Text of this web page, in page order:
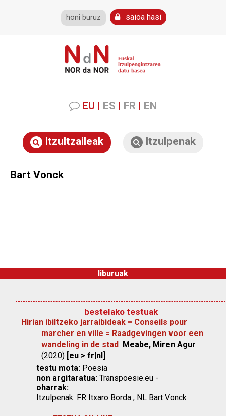
honi buruz saioa hasi
EU | ES | FR | EN
Itzultzaileak Itzulpenak
Bart Vonck
liburuak
bestelako testuak
Hirian ibiltzeko jarraibideak = Conseils pour
marcher en ville = Raadgevingen voor een
wandeling in de stad Meabe, Miren Agur
(2020) [eu > fr|nl]
testu mota: Poesia
non argitaratua: Transpoesie.eu -
oharrak:
Itzulpenak: FR Itxaro Borda ; NL Bart Vonck